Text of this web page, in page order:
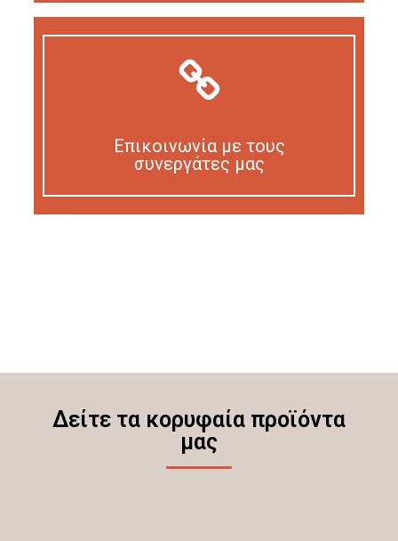
Επικοινωνία με τους
συνεργάτες μας
Δείτε τα κορυφαία προϊόντα
μας